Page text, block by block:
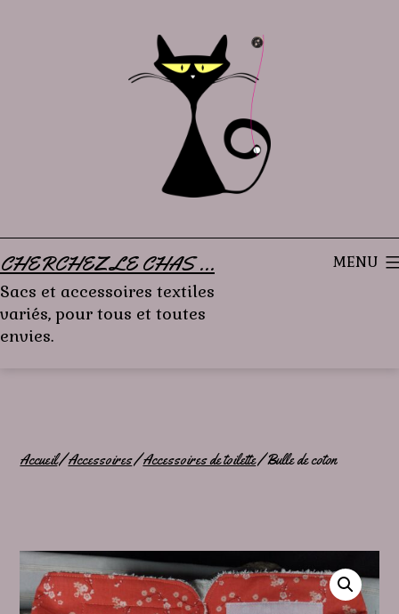
CHERCHEZ LE CHAS ...
Sacs et accessoires textiles
variés, pour tous et toutes
envies.
MENU
Accueil/Accessoires/Accessoires de toilette/ Bulle de coton